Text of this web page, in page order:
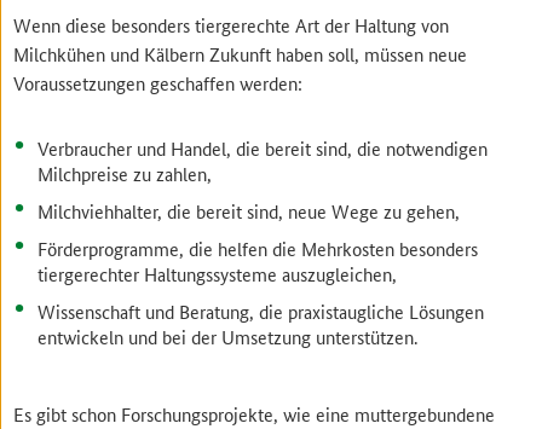
Wenn diese besonders tiergerechte Art der Haltung von
Milchkühen und Kälbern Zukunft haben soll, müssen neue
Voraussetzungen geschaffen werden:
Verbraucher und Handel, die bereit sind, die notwendigen
Milchpreise zu zahlen,
Milchviehhalter, die bereit sind, neue Wege zu gehen,
Förderprogramme, die helfen die Mehrkosten besonders
tiergerechter Haltungssysteme auszugleichen,
Wissenschaft und Beratung, die praxistaugliche Lösungen
entwickeln und bei der Umsetzung unterstützen.
Es gibt schon Forschungsprojekte, wie eine muttergebundene